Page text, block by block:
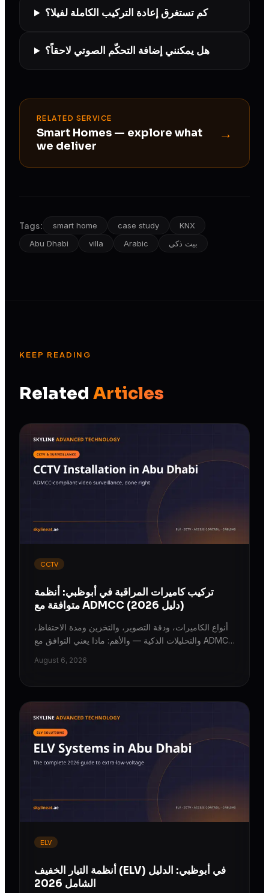
كم تستغرق إعادة التركيب الكاملة لفيلا؟
هل يمكنني إضافة التحكّم الصوتي لاحقاً؟
RELATED SERVICE
Smart Homes — explore what
we deliver
→
Tags: smart home case study
KNX
Abu Dhabi
villa Arabic بيت ذكي
KEEP READING
Related Articles
CCTV
تركيب كاميرات المراقبة في أبوظبي: أنظمة
متوافقة مع ADMCC (دليل 2026)
أنواع الكاميرات، ودقة التصوير، والتخزين ومدة الاحتفاظ،
والتحليلات الذكية — والأهم: ماذا يعني التوافق مع ADMCC
August 6, 2026
ELV
أنظمة التيار الخفيف (ELV) في أبوظبي: الدليل
الشامل 2026